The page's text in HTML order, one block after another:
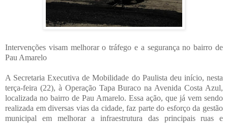
Intervenções visam melhorar o tráfego e a segurança no bairro de
Pau Amarelo
A Secretaria Executiva de Mobilidade do Paulista deu início, nesta
terça-feira (22), à Operação Tapa Buraco na Avenida Costa Azul,
localizada no bairro de Pau Amarelo. Essa ação, que já vem sendo
realizada em diversas vias da cidade, faz parte do esforço da gestão
municipal em melhorar a infraestrutura das principais ruas e